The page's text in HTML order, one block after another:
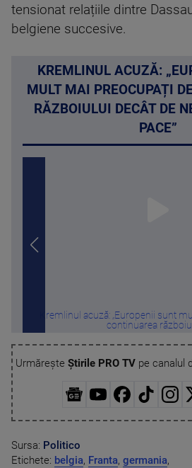
tensionat relațiile dintre
belgiene succesive.
KREMLINUL ACUZĂ:
MULT MAI PREOCUPAȚI
RĂZBOIULUI DECÂT DE
PACE”
Kremlinul acuză: „Europenii sunt
continuarea
Urmărește Știrile PRO TVpe canalul
Sursa: Politico
Etichete: belgia, Franta, germania,